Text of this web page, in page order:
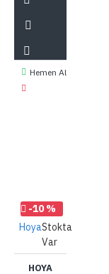
Hemen Al
-10 %
HoyaStokta
Var
HOYA